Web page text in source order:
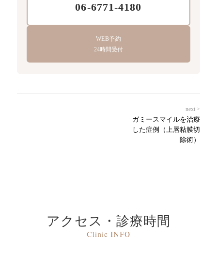
06-6771-4180
WEB予約
24時間受付
next >
ガミースマイルを治療
した症例（上唇粘膜切
除術）
アクセス・診療時間
Clinic INFO